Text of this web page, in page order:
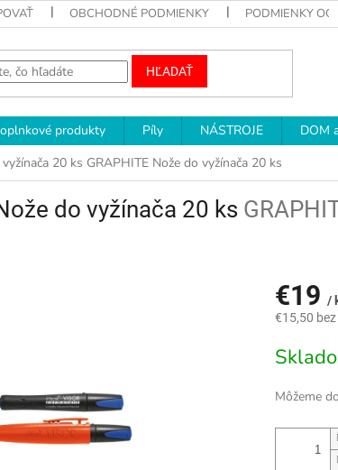
OBCHODNÉ PODMIENKY PODMIENKY
HĽADAŤ
produkty Píly NÁSTROJE DOM
20 ks GRAPHITE Nože do vyžínača 20 ks
do vyžínača 20 ks
€19 /
€15,50 bez
cena:
Môžeme